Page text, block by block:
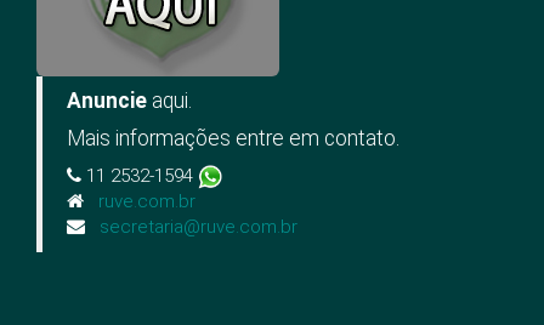
Anuncie aqui.
Mais informações entre em contato.
11 2532-1594
ruve.com.br
secretaria@ruve.com.br